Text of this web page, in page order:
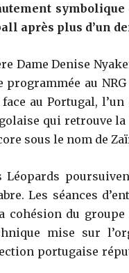
après plus d’un
Dame Denise
au
au Portugal,
qui retrouve
sous le nom de
Les séances
cohésion du
mise sur
portugaise